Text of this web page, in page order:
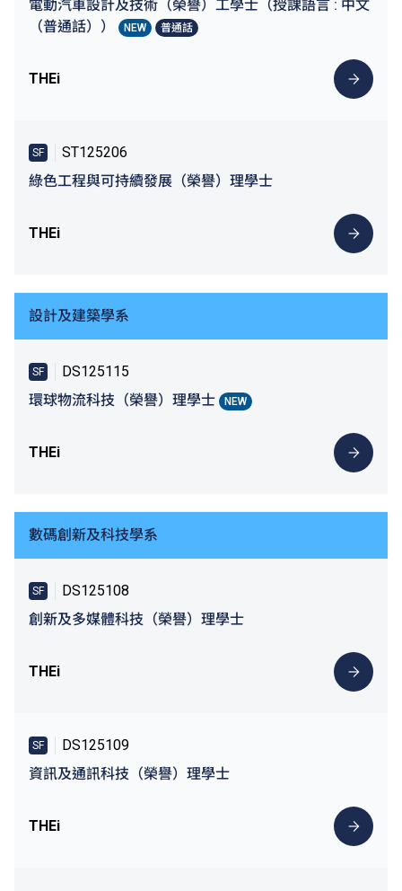
電動汽車設計及技術（榮譽）工學士（授課語言 : 中文
（普通話））
NEW 普通話
THEi
SF
ST125206
綠色工程與可持續發展（榮譽）理學士
THEi
設計及建築學系
SF
DS125115
環球物流科技（榮譽）理學士
NEW
THEi
數碼創新及科技學系
SF
DS125108
創新及多媒體科技（榮譽）理學士
THEi
SF
DS125109
資訊及通訊科技（榮譽）理學士
THEi